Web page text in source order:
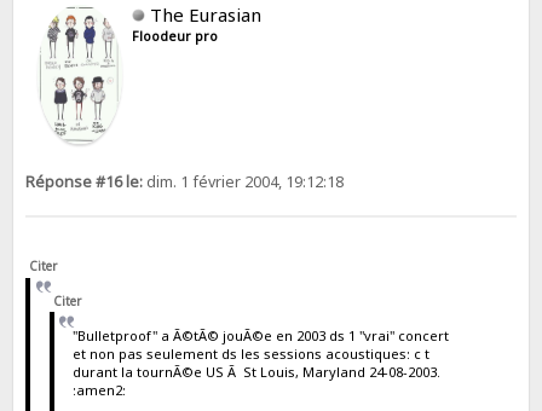
The Eurasian
Floodeur pro
Réponse #16 le: dim. 1 février 2004, 19:12:18
Citer
Citer
"Bulletproof" a Ã©tÃ© jouÃ©e en 2003 ds 1 "vrai" concert
et non pas seulement ds les sessions acoustiques: c t
durant la tournÃ©e US Ã St Louis, Maryland 24-08-2003.
:amen2: